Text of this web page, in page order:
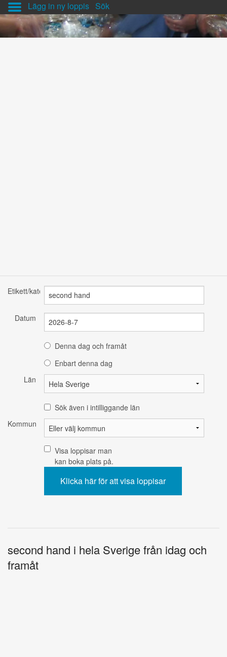
Lägg in ny loppis Sök
Etikett/kategori
Datum
Denna dag och framåt
Enbart denna dag
Län
Sök även i intilliggande län
Kommun
Visa loppisar man
kan boka plats på.
second hand i hela Sverige från idag och
framåt